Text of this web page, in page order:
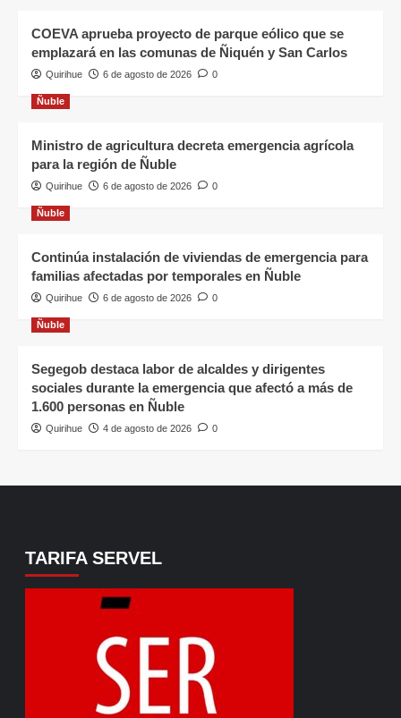
COEVA aprueba proyecto de parque eólico que se
emplazará en las comunas de Ñiquén y San Carlos
Quirihue 6 de agosto de 2026 0
Ñuble
Ministro de agricultura decreta emergencia agrícola
para la región de Ñuble
Quirihue 6 de agosto de 2026 0
Ñuble
Continúa instalación de viviendas de emergencia para
familias afectadas por temporales en Ñuble
Quirihue 6 de agosto de 2026 0
Ñuble
Segegob destaca labor de alcaldes y dirigentes
sociales durante la emergencia que afectó a más de
1.600 personas en Ñuble
Quirihue 4 de agosto de 2026 0
TARIFA SERVEL